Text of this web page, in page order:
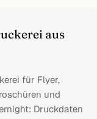
aus
für Flyer,
und
Druckdaten